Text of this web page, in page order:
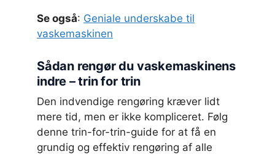
Se også: Geniale underskabe til
vaskemaskinen
Sådan rengør du vaskemaskinens
indre – trin for trin
Den indvendige rengøring kræver lidt
mere tid, men er ikke kompliceret. Følg
denne trin-for-trin-guide for at få en
grundig og effektiv rengøring af alle